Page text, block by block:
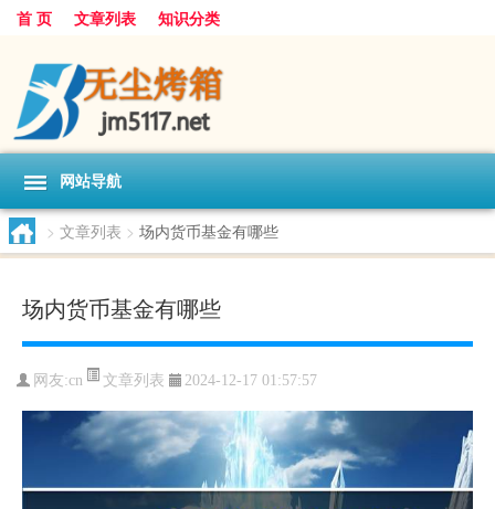
首 页 文章列表 知识分类
网站导航
> 文章列表 > 场内货币基金有哪些
场内货币基金有哪些
网友:cn 文章列表 2024-12-17 01:57:57